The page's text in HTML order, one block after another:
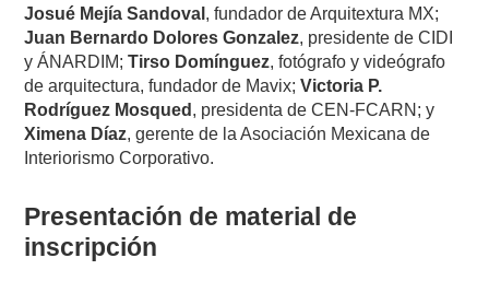
Josué Mejía Sandoval , fundador de Arquitextura MX;
Juan Bernardo Dolores Gonzalez, presidente de CIDI
y ÁNARDIM;Tirso Domínguez, fotógrafo y videógrafo
de arquitectura, fundador de Mavix;Victoria P.
Rodríguez Mosqued , presidenta de CEN-FCARN; y
Ximena Díaz, gerente de la Asociación Mexicana de
Interiorismo Corporativo.
Presentación de material de
inscripción